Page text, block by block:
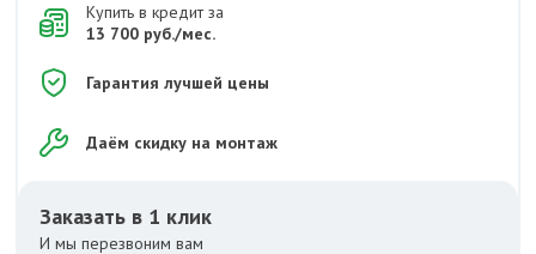
Купить в кредит за
13 700 руб./мес.
Гарантия лучшей цены
Даём скидку на монтаж
Заказать в 1 клик
И мы перезвоним вам